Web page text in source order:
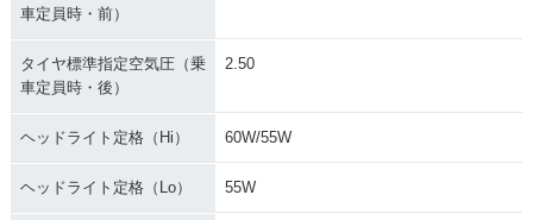
車定員時・前）
タイヤ標準指定空気圧（乗
車定員時・後）
2.50
ヘッドライト定格（Hi） 60W/55W
ヘッドライト定格（Lo） 55W